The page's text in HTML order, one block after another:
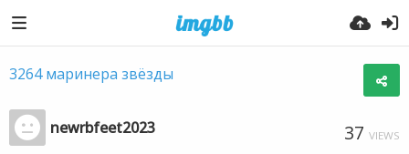
3264 маринера звёзды
newrbfeet2023 37 VIEWS